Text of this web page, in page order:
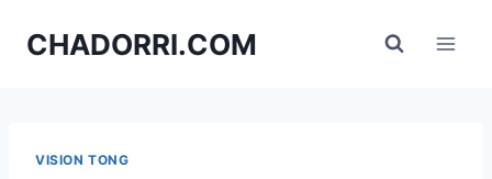
CHADORRI.COM
VISION TONG